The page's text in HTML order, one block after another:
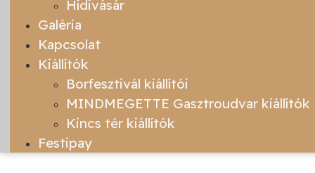
Hídivásár
Galéria
Kapcsolat
Kiállítók
Borfesztivál kiállítói
MINDMEGETTE Gasztroudvar kiállítók
Kincs tér kiállítók
Festipay